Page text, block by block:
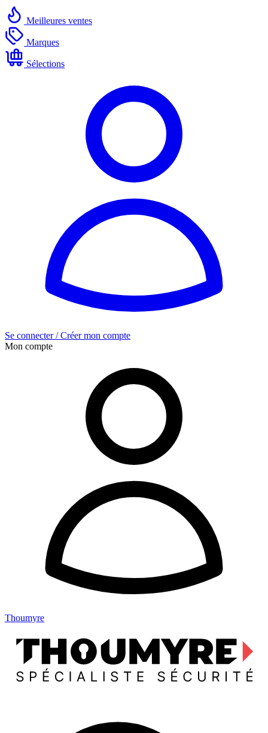
Meilleures ventes
Marques
Sélections
Se connecter / Créer mon compte
Mon compte
Thoumyre